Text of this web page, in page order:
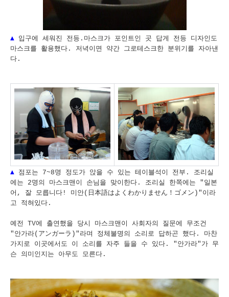
▲ 입구에 세워진 전등.마스크가 포인트인 곳 답게 전등 디자인도
마스크를 활용했다. 저녁이면 약간 그로테스크한 분위기를 자아낸
다.
▲ 점포는 7~8명 정도가 앉을 수 있는 테이블석이 전부. 조리실
에는 2명의 마스크맨이 손님을 맞이한다. 조리실 한쪽에는 "일본
어, 잘 모릅니다! 미안(日本語はよくわかりません！ゴメン)"이라
고 적혀있다.
예전 TV에 출연했을 당시 마스크맨이 사회자의 질문에 무조건
"안가라(アンガーラ)"라며 정체불명의 소리로 답하곤 했다. 마찬
가지로 이곳에서도 이 소리를 자주 들을 수 있다. "안가라"가 무
슨 의미인지는 아무도 모른다.